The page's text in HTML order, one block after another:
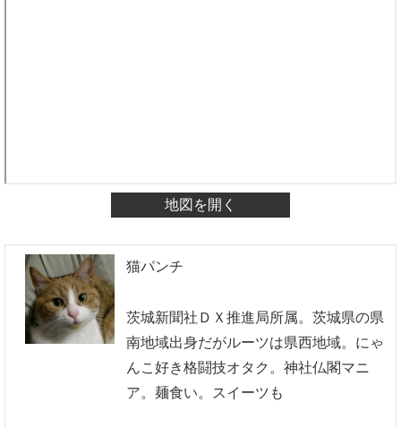
地図を開く
猫パンチ
茨城新聞社ＤＸ推進局所属。茨城県の県
南地域出身だがルーツは県西地域。にゃ
んこ好き格闘技オタク。神社仏閣マニ
ア。麺食い。スイーツも